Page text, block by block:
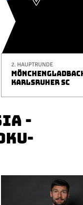
2. HAUPTRUNDE
KARLSRUHER SC
-